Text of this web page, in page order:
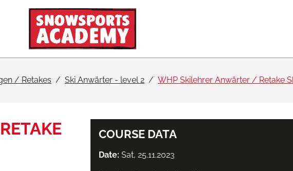
/ Retakes Ski Anwärter - level 2 WHP Skilehrer Anwärter / Retake
COURSE DATA
Date: Sat, 25.11.2023